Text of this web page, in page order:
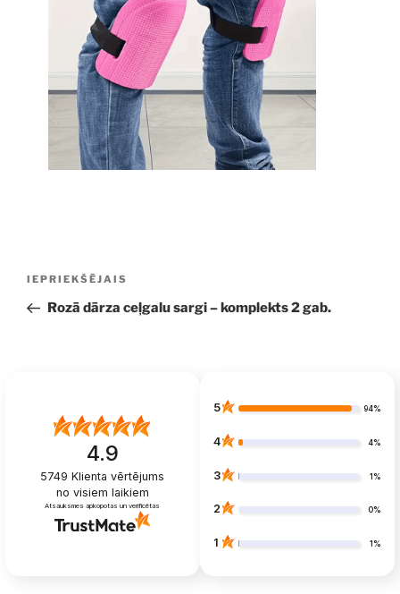
Iepriekšējā
ziņa:
IEPRIEKŠĒJAIS
Rozā dārza ceļgalu sargi – komplekts 2 gab.
4.9
5749 Klienta vērtējums
no visiem laikiem
Atsauksmes apkopotas un verificētas
5 94%
4 4%
3 1%
2 0%
1 1%